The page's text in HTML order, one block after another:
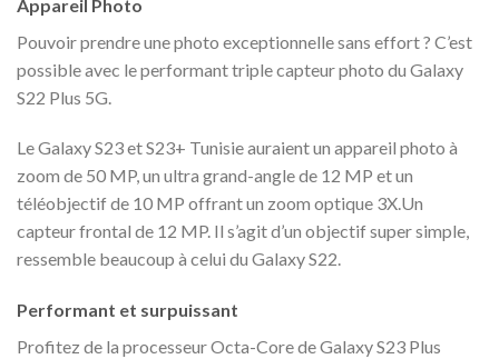
Appareil Photo
Pouvoir prendre une photo exceptionnelle sans effort ? C’est
possible avec le performant triple capteur photo du Galaxy
S22 Plus 5G.
Le Galaxy S23 et S23+ Tunisie auraient un appareil photo à
zoom de 50 MP, un ultra grand-angle de 12 MP et un
téléobjectif de 10 MP offrant un zoom optique 3X.Un
capteur frontal de 12 MP. Il s’agit d’un objectif super simple,
ressemble beaucoup à celui du Galaxy S22.
Performant et surpuissant
Profitez de la processeur Octa-Core de Galaxy S23 Plus